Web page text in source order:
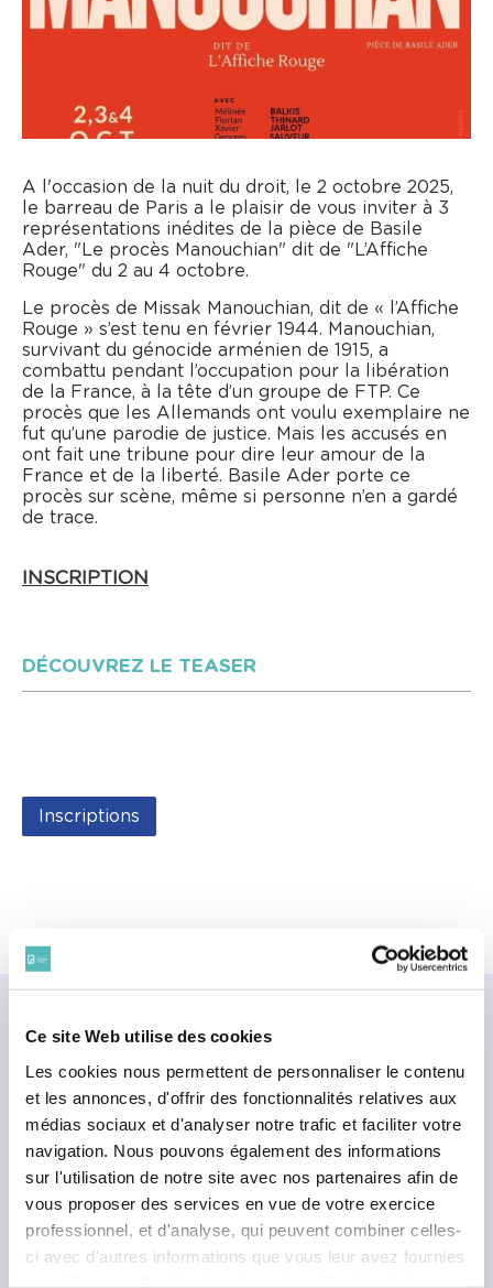
Ce site Web utilise des cookies
Les cookies nous permettent de personnaliser le contenu
et les annonces, d'offrir des fonctionnalités relatives aux
médias sociaux et d'analyser notre trafic et faciliter votre
navigation. Nous pouvons également des informations
sur l'utilisation de notre site avec nos partenaires afin de
vous proposer des services en vue de votre exercice
professionnel, et d'analyse, qui peuvent combiner celles-
ci avec d'autres informations que vous leur avez fournies
A l'occasion de la nuit du droit, le 2 octobre 2025,
le barreau de Paris a le plaisir de vous inviter à 3
représentations inédites de la pièce de Basile
Ader, "Le procès Manouchian" dit de "L’Affiche
Rouge" du 2 au 4 octobre.
Le procès de Missak Manouchian, dit de « l’Affiche
Rouge » s’est tenu en février 1944. Manouchian,
survivant du génocide arménien de 1915, a
combattu pendant l’occupation pour la libération
de la France, à la tête d’un groupe de FTP. Ce
procès que les Allemands ont voulu exemplaire ne
fut qu’une parodie de justice. Mais les accusés en
ont fait une tribune pour dire leur amour de la
France et de la liberté. Basile Ader porte ce
procès sur scène, même si personne n’en a gardé
de trace.
INSCRIPTION
DÉCOUVREZ LE TEASER
Inscriptions
VOIR AUSSI